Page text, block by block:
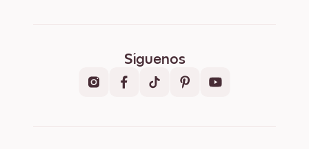
Síguenos